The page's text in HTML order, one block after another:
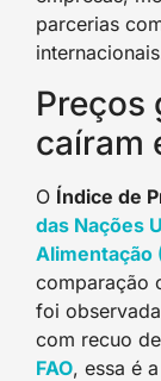
parcerias
Preços
caíram
O Índice de
das Nações
Alimentação
comparação
foi
com recuo de
FAO, essa é